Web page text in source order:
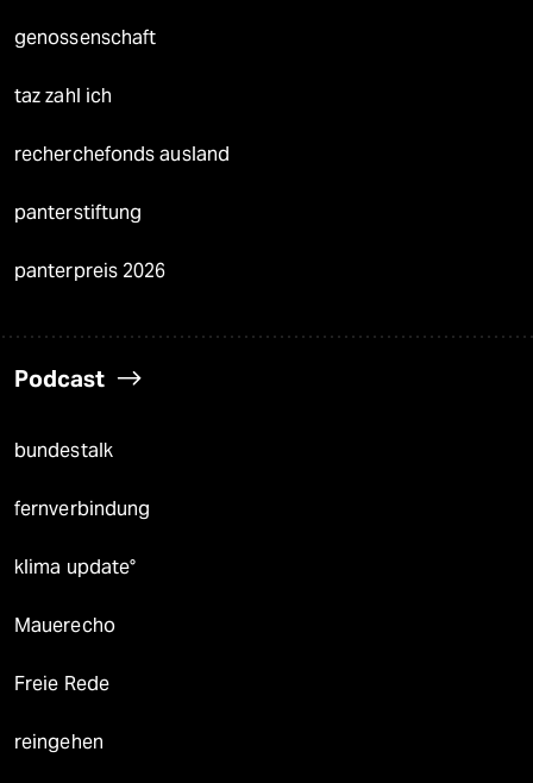
genossenschaft
taz zahl ich
recherchefonds ausland
panterstiftung
panterpreis 2026
Podcast
bundestalk
fernverbindung
klima update°
Mauerecho
Freie Rede
reingehen